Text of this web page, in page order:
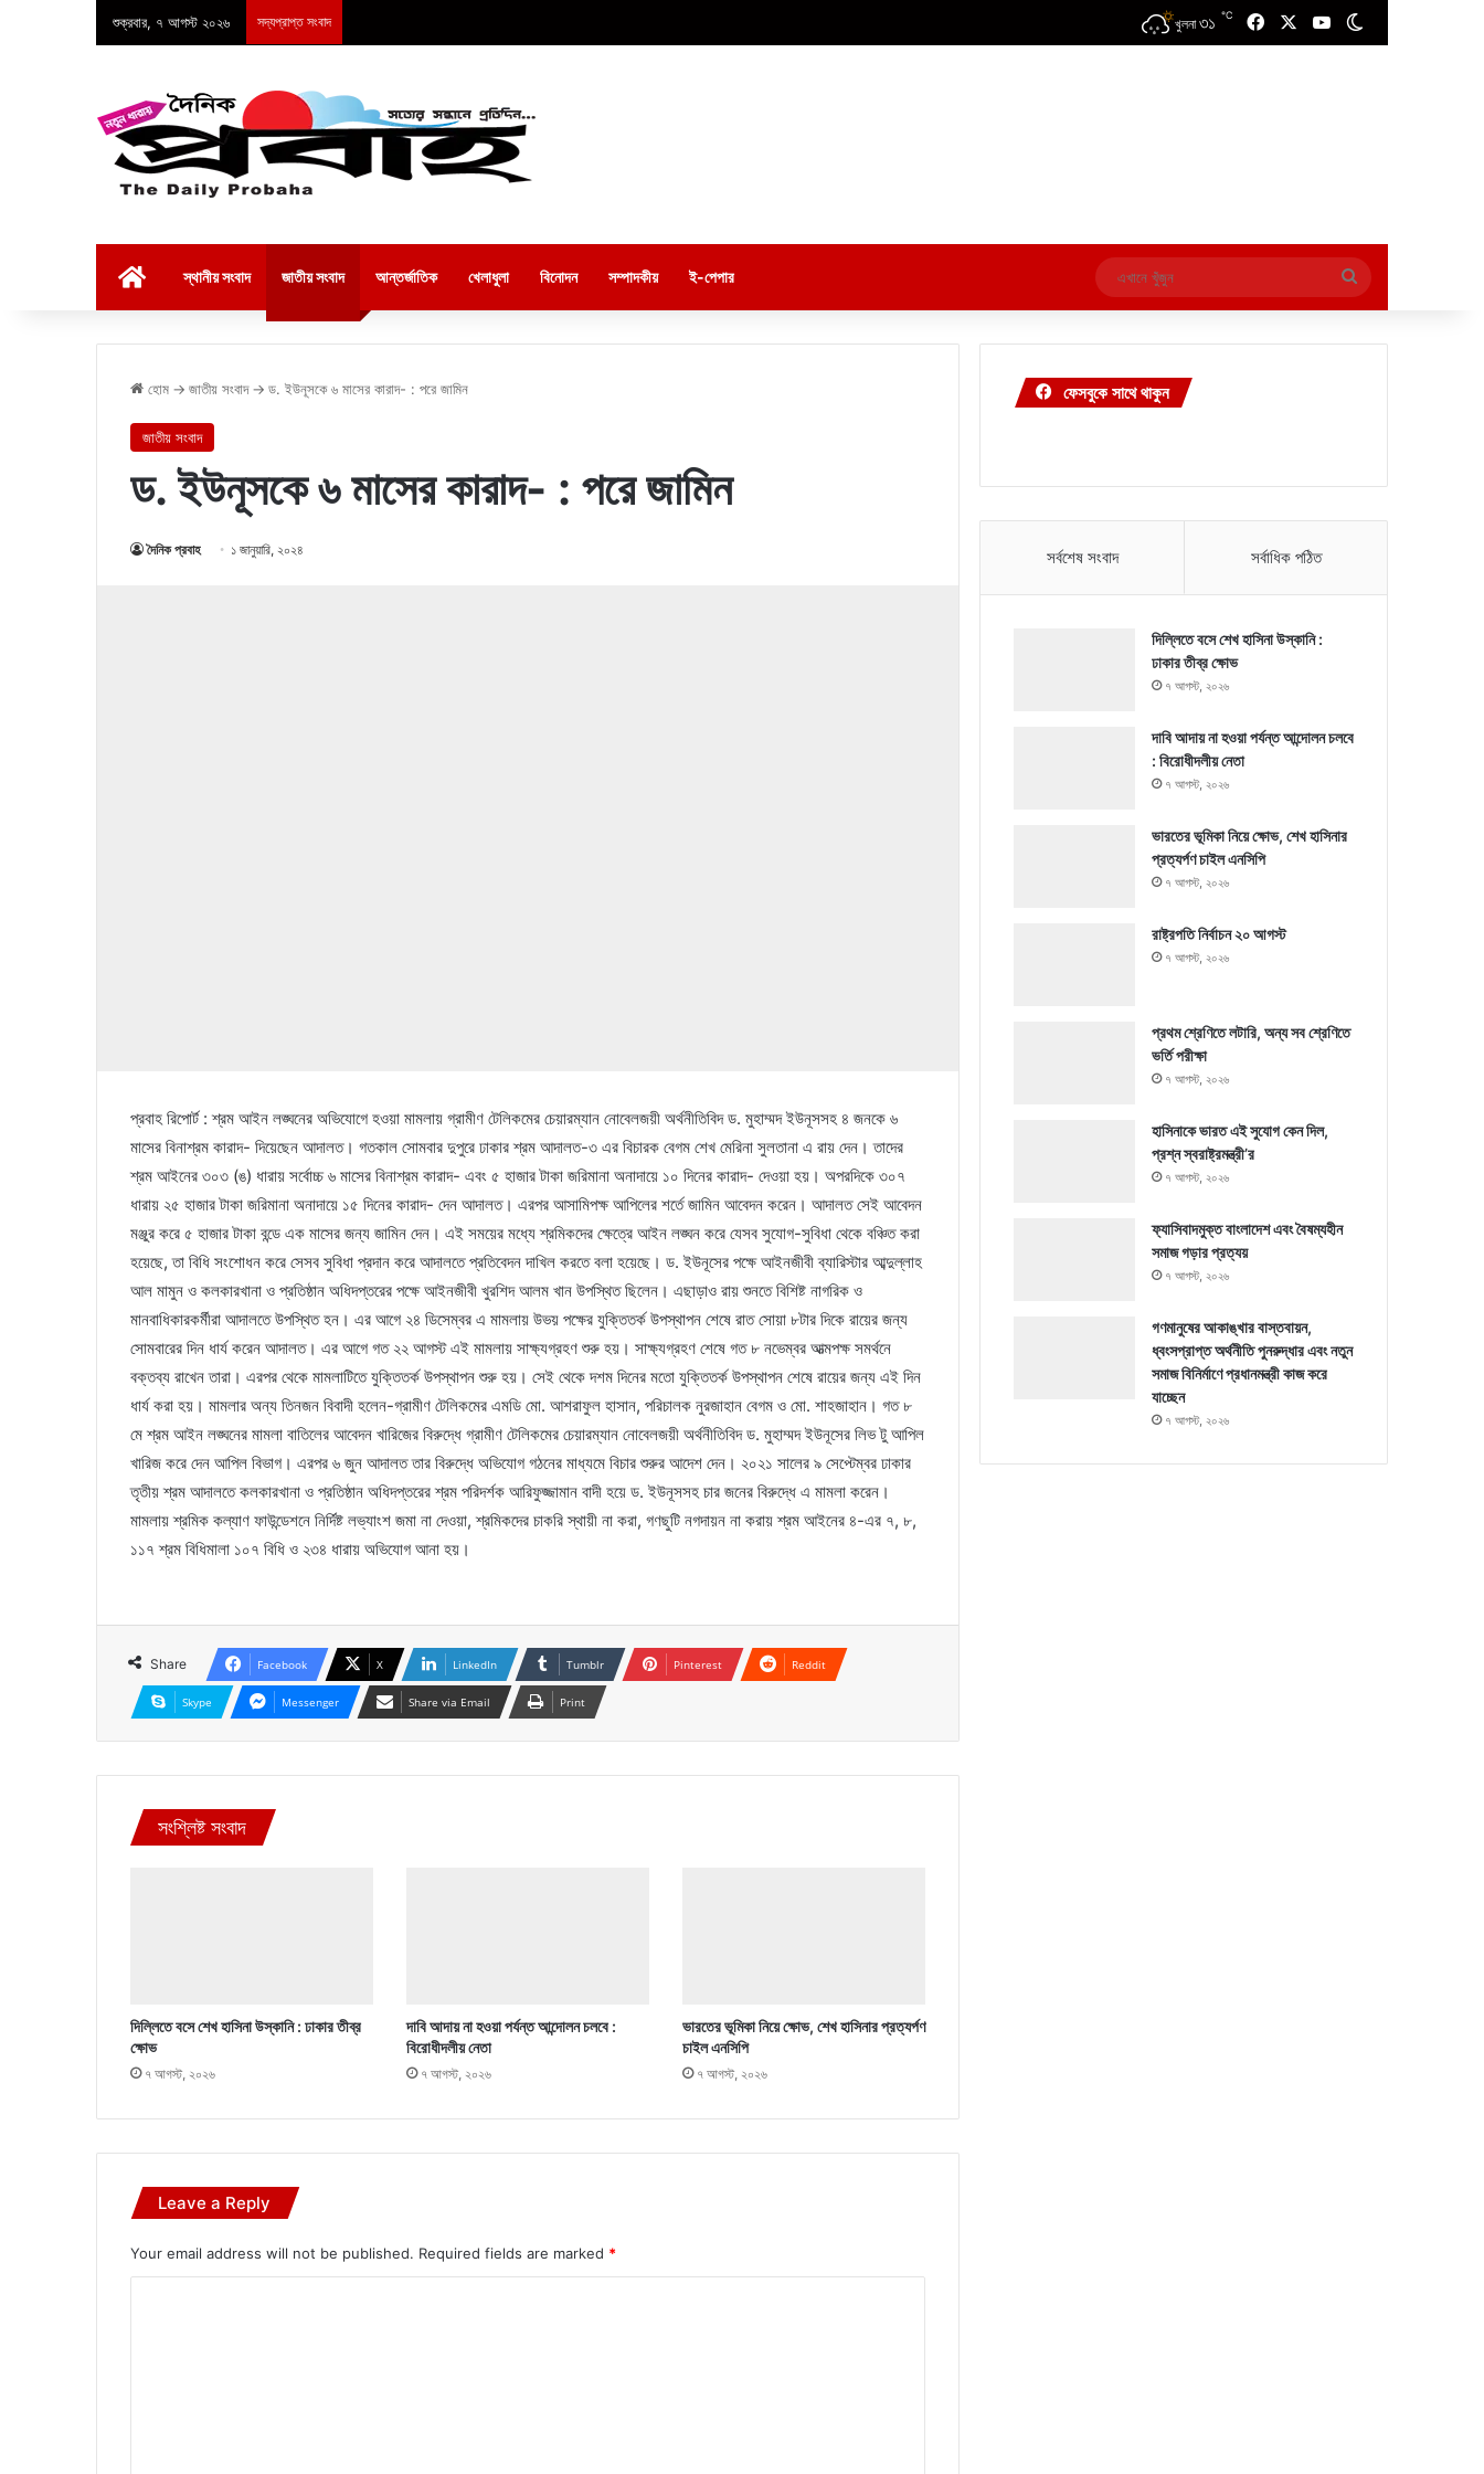
শুক্রবার, ৭ আগস্ট ২০২৬ সদ্যপ্রাপ্ত সংবাদ খুলনা ৩১ ℃ FacebookYouTube
স্থানীয় সংবাদ জাতীয় সংবাদ আন্তর্জাতিক খেলাধুলা বিনোদন সম্পাদকীয় ই-পেপার
এখানে
খুঁজুন
হোম → জাতীয় সংবাদ → ড. ইউনূসকে ৬ মাসের কারাদ- : পরে জামিন
জাতীয় সংবাদ
ড. ইউনূসকে ৬ মাসের কারাদ- : পরে জামিন
দৈনিক প্রবাহ ১ জানুয়ারি, ২০২৪
প্রবাহ রিপোর্ট : শ্রম আইন লঙ্ঘনের অভিযোগে হওয়া মামলায় গ্রামীণ টেলিকমের চেয়ারম্যান নোবেলজয়ী অর্থনীতিবিদ ড. মুহাম্মদ ইউনূসসহ ৪ জনকে ৬
মাসের বিনাশ্রম কারাদ- দিয়েছেন আদালত। গতকাল সোমবার দুপুরে ঢাকার শ্রম আদালত-৩ এর বিচারক বেগম শেখ মেরিনা সুলতানা এ রায় দেন। তাদের
শ্রম আইনের ৩০৩ (ঙ) ধারায় সর্বোচ্চ ৬ মাসের বিনাশ্রম কারাদ- এবং ৫ হাজার টাকা জরিমানা অনাদায়ে ১০ দিনের কারাদ- দেওয়া হয়। অপরদিকে ৩০৭
ধারায় ২৫ হাজার টাকা জরিমানা অনাদায়ে ১৫ দিনের কারাদ- দেন আদালত। এরপর আসামিপক্ষ আপিলের শর্তে জামিন আবেদন করেন। আদালত সেই আবেদন
মঞ্জুর করে ৫ হাজার টাকা বন্ডে এক মাসের জন্য জামিন দেন। এই সময়ের মধ্যে শ্রমিকদের ক্ষেত্রে আইন লঙ্ঘন করে যেসব সুযোগ-সুবিধা থেকে বঞ্চিত করা
হয়েছে, তা বিধি সংশোধন করে সেসব সুবিধা প্রদান করে আদালতে প্রতিবেদন দাখিল করতে বলা হয়েছে। ড. ইউনূসের পক্ষে আইনজীবী ব্যারিস্টার আব্দুল্লাহ
আল মামুন ও কলকারখানা ও প্রতিষ্ঠান অধিদপ্তরের পক্ষে আইনজীবী খুরশিদ আলম খান উপস্থিত ছিলেন। এছাড়াও রায় শুনতে বিশিষ্ট নাগরিক ও
মানবাধিকারকর্মীরা আদালতে উপস্থিত হন। এর আগে ২৪ ডিসেম্বর এ মামলায় উভয় পক্ষের যুক্তিতর্ক উপস্থাপন শেষে রাত সোয়া ৮টার দিকে রায়ের জন্য
সোমবারের দিন ধার্য করেন আদালত। এর আগে গত ২২ আগস্ট এই মামলায় সাক্ষ্যগ্রহণ শুরু হয়। সাক্ষ্যগ্রহণ শেষে গত ৮ নভেম্বর আত্মপক্ষ সমর্থনে
বক্তব্য রাখেন তারা। এরপর থেকে মামলাটিতে যুক্তিতর্ক উপস্থাপন শুরু হয়। সেই থেকে দশম দিনের মতো যুক্তিতর্ক উপস্থাপন শেষে রায়ের জন্য এই দিন
ধার্য করা হয়। মামলার অন্য তিনজন বিবাদী হলেন-গ্রামীণ টেলিকমের এমডি মো. আশরাফুল হাসান, পরিচালক নুরজাহান বেগম ও মো. শাহজাহান। গত ৮
মে শ্রম আইন লঙ্ঘনের মামলা বাতিলের আবেদন খারিজের বিরুদ্ধে গ্রামীণ টেলিকমের চেয়ারম্যান নোবেলজয়ী অর্থনীতিবিদ ড. মুহাম্মদ ইউনূসের লিভ টু আপিল
খারিজ করে দেন আপিল বিভাগ। এরপর ৬ জুন আদালত তার বিরুদ্ধে অভিযোগ গঠনের মাধ্যমে বিচার শুরুর আদেশ দেন। ২০২১ সালের ৯ সেপ্টেম্বর ঢাকার
তৃতীয় শ্রম আদালতে কলকারখানা ও প্রতিষ্ঠান অধিদপ্তরের শ্রম পরিদর্শক আরিফুজ্জামান বাদী হয়ে ড. ইউনূসসহ চার জনের বিরুদ্ধে এ মামলা করেন।
মামলায় শ্রমিক কল্যাণ ফাউন্ডেশনে নির্দিষ্ট লভ্যাংশ জমা না দেওয়া, শ্রমিকদের চাকরি স্থায়ী না করা, গণছুটি নগদায়ন না করায় শ্রম আইনের ৪-এর ৭, ৮,
১১৭ শ্রম বিধিমালা ১০৭ বিধি ও ২৩৪ ধারায় অভিযোগ আনা হয়।
Share Facebook X LinkedIn Tumblr Pinterest Reddit
Skype Messenger Share via Email Print
সংশ্লিষ্ট সংবাদ
দিল্লিতে বসে শেখ হাসিনা উস্কানি : ঢাকার তীব্র
ক্ষোভ
৭ আগস্ট, ২০২৬
দাবি আদায় না হওয়া পর্যন্ত আন্দোলন চলবে :
বিরোধীদলীয় নেতা
৭ আগস্ট, ২০২৬
ভারতের ভূমিকা নিয়ে ক্ষোভ, শেখ হাসিনার প্রত্যর্পণ
চাইল এনসিপি
৭ আগস্ট, ২০২৬
Leave a Reply
Your email address will not be published. Required fields are marked *
ফেসবুকে সাথে থাকুন
সর্বশেষ সংবাদ সর্বাধিক পঠিত
দিল্লিতে বসে শেখ হাসিনা উস্কানি :
ঢাকার তীব্র ক্ষোভ
৭ আগস্ট, ২০২৬
দাবি আদায় না হওয়া পর্যন্ত আন্দোলন চলবে
: বিরোধীদলীয় নেতা
৭ আগস্ট, ২০২৬
ভারতের ভূমিকা নিয়ে ক্ষোভ, শেখ হাসিনার
প্রত্যর্পণ চাইল এনসিপি
৭ আগস্ট, ২০২৬
রাষ্ট্রপতি নির্বাচন ২০ আগস্ট
৭ আগস্ট, ২০২৬
প্রথম শ্রেণিতে লটারি, অন্য সব শ্রেণিতে
ভর্তি পরীক্ষা
৭ আগস্ট, ২০২৬
হাসিনাকে ভারত এই সুযোগ কেন দিল,
প্রশ্ন স্বরাষ্ট্রমন্ত্রী’র
৭ আগস্ট, ২০২৬
ফ্যাসিবাদমুক্ত বাংলাদেশ এবং বৈষম্যহীন
সমাজ গড়ার প্রত্যয়
৭ আগস্ট, ২০২৬
গণমানুষের আকাঙ্খার বাস্তবায়ন,
ধ্বংসপ্রাপ্ত অর্থনীতি পুনরুদ্ধার এবং নতুন
সমাজ বিনির্মাণে প্রধানমন্ত্রী কাজ করে
যাচ্ছেন
৭ আগস্ট, ২০২৬